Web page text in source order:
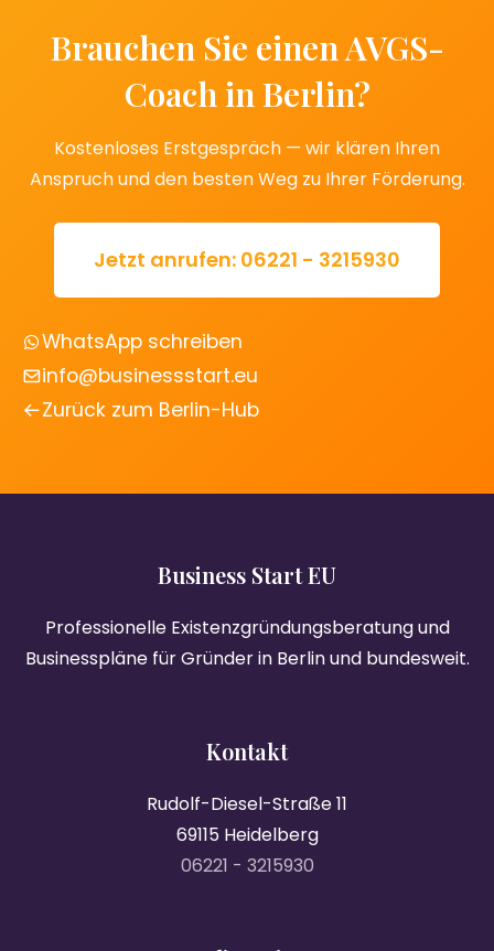
Brauchen Sie einen AVGS-
Coach in Berlin?
Kostenloses Erstgespräch — wir klären Ihren
Anspruch und den besten Weg zu Ihrer Förderung.
Jetzt anrufen: 06221 - 3215930
WhatsApp schreiben
info@businessstart.eu
Zurück zum Berlin-Hub
Business Start EU
Professionelle Existenzgründungsberatung und
Businesspläne für Gründer in Berlin und bundesweit.
Kontakt
Rudolf-Diesel-Straße 11
69115 Heidelberg
06221 - 3215930